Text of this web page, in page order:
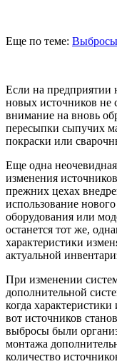
Еще по теме: Выбросы
Если на предприятии
новых источников не
внимание на вновь
пересыпки сыпучих
покраски или
Еще одна
изменения
прежних цехах
использование
оборудования или
останется тот же,
характеристики
актуальной
При изменении
дополнительной
когда
вот источников
выбросы были
монтажа
количество